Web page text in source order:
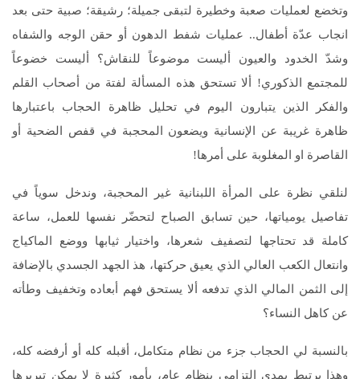
وتخضع لعمليات صعبة وخطيرة لتبقى جميلة؛ رشيقة؛ صبية حتى بعد
انجاب عدّة أطفال.. عمليات شفط الدهون أو حقن الوجه والشفاه
وشدّ الخدود والعيون أليست موضوعاً للنقاش؟ أليست خضوعاً
للمجتمع الذكوري! ألا تستحق هذه المسألة لفتة من أصحاب القلم
والفكر الذين يتبارون اليوم في تحليل ظاهرة الحجاب باعتبارها
ظاهرة غريبة عن الإنسانية ويضعون المحجبة في قفص الضحية أو
القاصرة او المغلوبة على أمرها!
لنلقي نظرة على المرأة اللبنانية غير المحجبة، وندخل سوياً في
تفاصيل يومياتها، حين تسابق الصباح لتحضّر نفسها للعمل، ساعة
كاملة قد تحتاجها لتصفيف شعرها، واختيار ثيابها ووضع الماكياج
وانتعال الكعب العالي الذي يعيق حركتها، هذ الجهد الجسدي بالإضافة
إلى الثمن المالي الذي تدفعه ألا يستحق فهم أبعاده وتخفيف وطأته
عن كاهل النساء؟
بالنسبة لي الحجاب جزء من نظام متكامل، أقبله كله أو أرفضه كله،
وهذا يرتبط بمدى التزامي بنظام عام، بأمور كثيرة لا يمكن تبريرها